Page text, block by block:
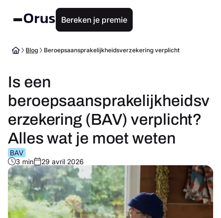
Bereken je premie
Blog Beroepsaansprakelijkheidsverzekering verplicht
Is een
beroepsaansprakelijkheidsv
erzekering (BAV) verplicht?
Alles wat je moet weten
BAV
3 min
29 avril 2026